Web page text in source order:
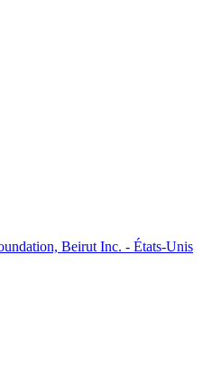
Beirut Inc. - États-Unis